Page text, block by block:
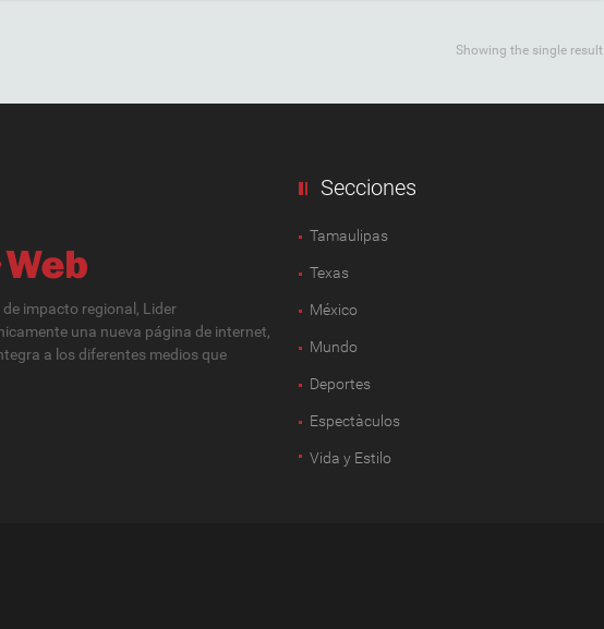
Showing the single result
impacto regional, Lider
una nueva página de internet,
a los diferentes medios que
Secciones
Tamaulipas
Texas
México
Mundo
Deportes
Espectàculos
Vida y Estilo